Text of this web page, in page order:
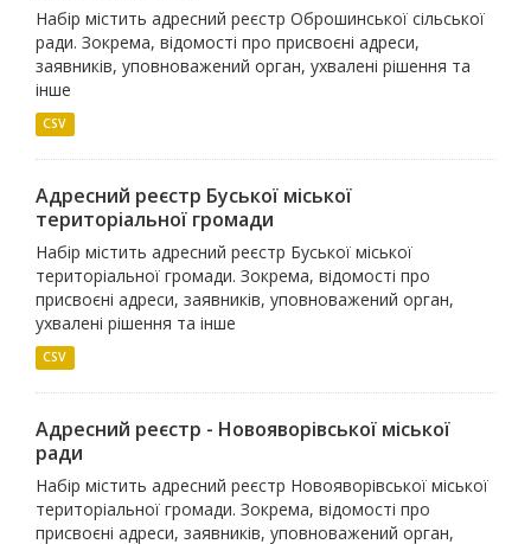
Набір містить адресний реєстр Оброшинської сільської
ради. Зокрема, відомості про присвоєні адреси,
заявників, уповноважений орган, ухвалені рішення та
інше
CSV
Адресний реєстр Буської міської
територіальної громади
Набір містить адресний реєстр Буської міської
територіальної громади. Зокрема, відомості про
присвоєні адреси, заявників, уповноважений орган,
ухвалені рішення та інше
CSV
Адресний реєстр - Новояворівської міської
ради
Набір містить адресний реєстр Новояворівської міської
територіальної громади. Зокрема, відомості про
присвоєні адреси, заявників, уповноважений орган,